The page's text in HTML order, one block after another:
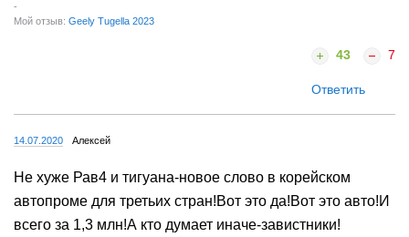
-
Мой отзыв: Geely Tugella 2023
43 7
Ответить
14.07.2020 Алексей
Не хуже Рав4 и тигуана-новое слово в корейском
автопроме для третьих стран!Вот это да!Вот это авто!И
всего за 1,3 млн!А кто думает иначе-завистники!